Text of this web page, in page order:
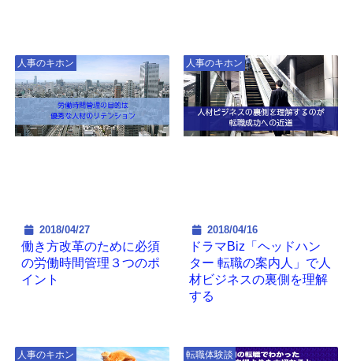
人事のキホン
2018/04/27
働き方改革のために必須
の労働時間管理３つのポ
イント
人事のキホン
2018/04/16
ドラマBiz「ヘッドハン
ター 転職の案内人」で人
材ビジネスの裏側を理解
する
人事のキホン 転職体験談